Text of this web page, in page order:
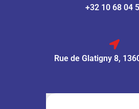
+32 10 68 04
Rue de Glatigny 8,